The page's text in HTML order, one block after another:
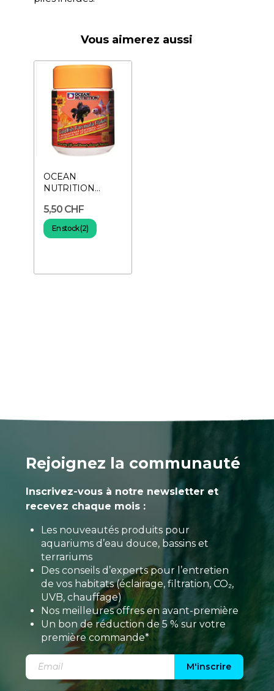
Vous aimerez aussi
OCEAN
NUTRITION
g- Nourriture en
flocons
5,50 CHF
En stock (2)
Rejoignez la communauté
Inscrivez-vous à notre newsletter et
recevez chaque mois :
Les nouveautés produits pour
aquariums d’eau douce, bassins et
terrariums
Des conseils d’experts pour l’entretien
de vos habitats (éclairage, filtration, CO₂,
UVB, chauffage)
Nos meilleures offres en avant-première
Un bon de réduction de 5 % sur votre
première commande*
M'inscrire